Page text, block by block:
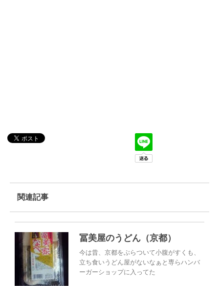
関連記事
冨美屋のうどん（京都）
今は昔、京都をぶらついて小腹がすくも、
立ち食いうどん屋がないなぁと専らハンバ
ーガーショップに入ってた